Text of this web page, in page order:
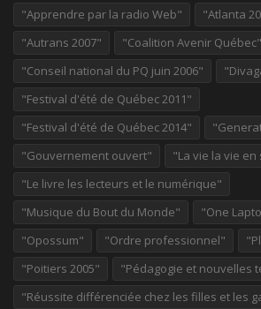
"Apprendre par la radio Web"
"Atlanta
"Autrans 2007"
"Coalition Avenir Québec"
"Conseil national du PQ juin 2006"
"Festival d'été de Québec 2011"
"Festival d'été de Québec 2014"
"Gouvernement ouvert"
"La vie la vie en
"Le livre les lecteurs et le numérique"
"Musique du Bout du Monde"
"One
"Opossum"
"Ordre professionnel"
"Poitiers 2005"
"Pédagogie et nouvelles
"Réussite différenciée chez les filles et les